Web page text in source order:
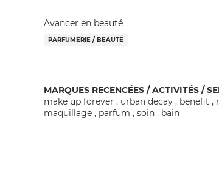
Avancer en beauté
PARFUMERIE / BEAUTÉ
MARQUES RECENCÉES / ACTIVITÉS /
make up forever , urban decay , benefit
maquillage , parfum , soin , bain